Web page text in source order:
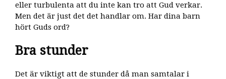
eller turbulenta att du inte kan tro att Gud verkar.
Men det är just det det handlar om. Har dina barn
hört Guds ord?
Bra stunder
Det är viktigt att de stunder då man samtalar i